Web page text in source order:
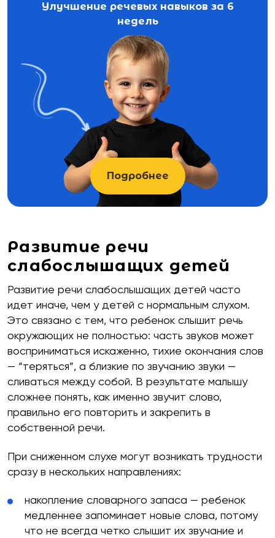
Улучшение речевых навыков за 6
недель
Подробнее
Развитие речи
слабослышащих детей
Развитие речи слабослышащих детей часто
идет иначе, чем у детей с нормальным слухом.
Это связано с тем, что ребенок слышит речь
окружающих не полностью: часть звуков может
восприниматься искаженно, тихие окончания слов
— “теряться”, а близкие по звучанию звуки —
сливаться между собой. В результате малышу
сложнее понять, как именно звучит слово,
правильно его повторить и закрепить в
собственной речи.
При сниженном слухе могут возникать трудности
сразу в нескольких направлениях:
накопление словарного запаса — ребенок
медленнее запоминает новые слова, потому
что не всегда четко слышит их звучание и